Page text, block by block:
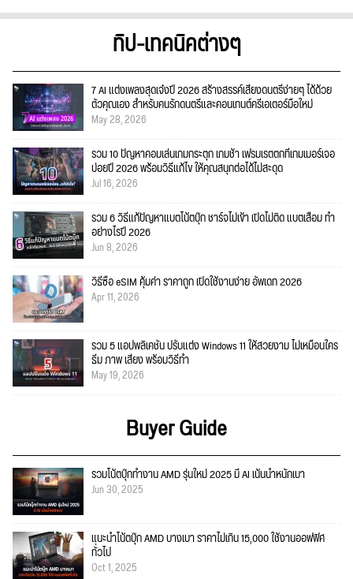
ทิป-เทคนิคต่างๆ
7 AI แต่งเพลงสุดเจ๋งปี 2026 สร้างสรรค์เสียงดนตรีง่ายๆ ได้ด้วย
ตัวคุณเอง สำหรับคนรักดนตรีและคอนเทนต์ครีเอเตอร์มือใหม่
May 28, 2026
รวม 10 ปัญหาคอมเล่นเกมกระตุก เกมช้า เฟรมเรตตกที่เกมเมอร์เจอ
บ่อยปี 2026 พร้อมวิธีแก้ไข ให้คุณสนุกต่อได้ไม่สะดุด
Jul 16, 2026
รวม 6 วิธีแก้ปัญหาแบตโน้ตบุ๊ก ชาร์จไม่เข้า เปิดไม่ติด แบตเสื่อม ทำ
อย่างไรปี 2026
Jun 8, 2026
วิธีซื้อ eSIM คุ้มค่า ราคาถูก เปิดใช้งานง่าย อัพเดท 2026
Apr 11, 2026
รวม 5 แอปพลิเคชัน ปรับแต่ง Windows 11 ให้สวยงาม ไม่เหมือนใคร
ธีม ภาพ เสียง พร้อมวิธีทำ
May 19, 2026
Buyer Guide
รวมโน้ตบุ๊กทำงาน AMD รุ่นใหม่ 2025 มี AI เน้นน้ำหนักเบา
Jun 30, 2025
แนะนำโน้ตบุ๊ก AMD บางเบา ราคาไม่เกิน 15,000 ใช้งานออฟฟิศ
ทั่วไป
Oct 1, 2025